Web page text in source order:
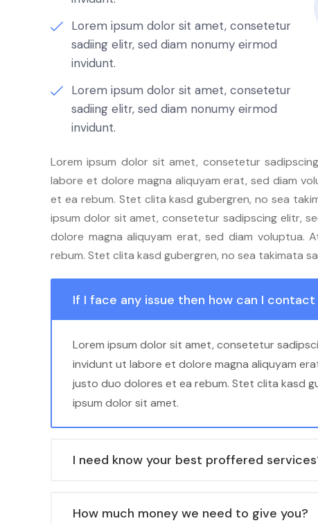
Lorem ipsum dolor sit amet, consetetur
sadiing elitr, sed diam nonumy eirmod
invidunt.
Lorem ipsum dolor sit amet, consetetur
sadiing elitr, sed diam nonumy eirmod
invidunt.
Lorem ipsum dolor sit amet, consetetur
labore et dolore magna aliquyam erat, sed diam
et ea rebum. Stet clita kasd gubergren, no sea
ipsum dolor sit amet, consetetur sadipscing elitr,
dolore magna aliquyam erat, sed diam
rebum. Stet clita kasd gubergren, no sea takimata
If I face any issue then how can I
Lorem ipsum dolor sit amet, consetetur
invidunt ut labore et dolore magna aliquyam
justo duo dolores et ea rebum. Stet clita kasd
ipsum dolor sit amet.
I need know your best proffered
How much money we need to give you?